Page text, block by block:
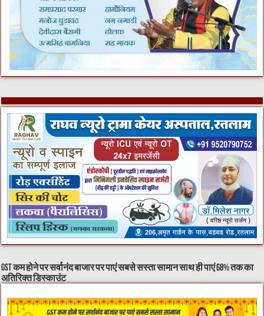
GST कम होने पर सर्वानंद बाजार पर पाएं सबसे सस्ता सामान साथ ही पाएं 68% तक का
अतिरिक्त डिस्काउंट